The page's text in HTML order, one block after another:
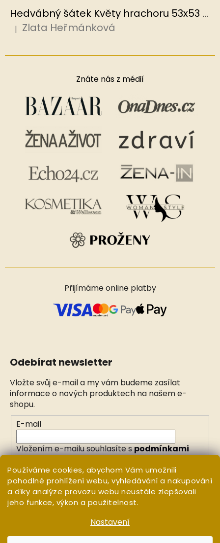
Používáme cookies, abychom Vám umožnili
pohodlné prohlížení webu, vyhledávání a nakupování
a díky analýze provozu webu neustále zlepšovali
jeho funkce, výkon a použitelnost.
Nastavení
Hedvábný šátek Květy hrachoru 53x53 cm v dárkovém balení, HEDVÁBNÝ SVĚT
Hodnocení produktu je 5 z 5 hvězdiček.
| Zlata Heřmánková
Znáte nás z médií
Přijímáme online platby
Odebírat newsletter
Vložte svůj e-mail a my vám budeme zasílat
informace o nových produktech na našem e-
shopu.
E-mail
Vložením e-mailu souhlasíte spodmínkami
PŘIHLÁSIT SE
Vytvořil Shoptet